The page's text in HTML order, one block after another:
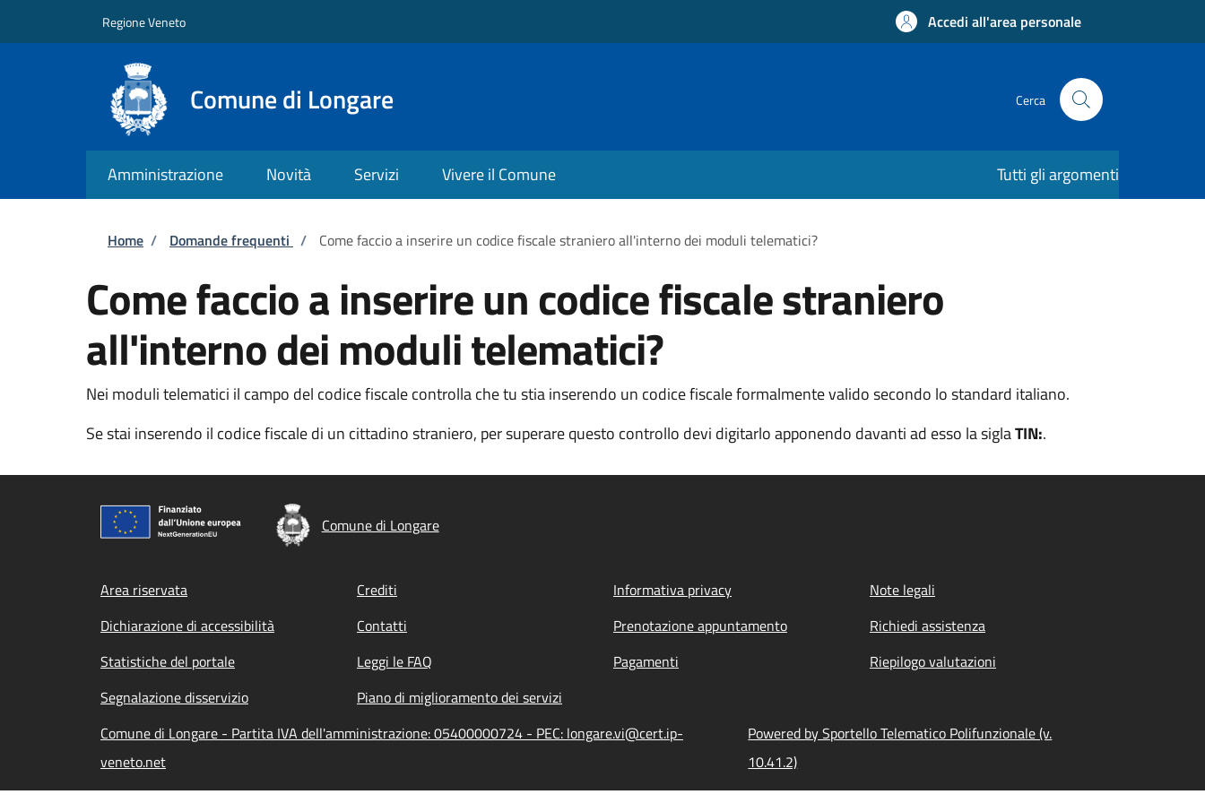
Regione Veneto Accedi all'area personale
Comune di Longare Cerca
Amministrazione Novità Servizi Vivere il Comune Tutti gli argomenti
Briciole di pane
Home / Domande frequenti / Come faccio a inserire un codice fiscale straniero all'interno dei moduli telematici?
Come faccio a inserire un codice fiscale straniero
all'interno dei moduli telematici?
Nei moduli telematici il campo del codice fiscale controlla che tu stia inserendo un codice fiscale formalmente valido secondo lo standard italiano.
Se stai inserendo il codice fiscale di un cittadino straniero, per superare questo controllo devi digitarlo apponendo davanti ad esso la siglaTIN:.
Comune di Longare
Footer menu
Area riservata Crediti Informativa privacy
Note legali
Dichiarazione di accessibilità
Contatti Prenotazione appuntamento
Richiedi assistenza
Statistiche del portale
Leggi le FAQ Pagamenti
Riepilogo valutazioni
Segnalazione disservizio
Piano di miglioramento dei servizi
Comune di Longare - Partita IVA dell'amministrazione: 05400000724 - PEC: longare.vi@cert.ip-
veneto.net
Powered by Sportello Telematico Polifunzionale (v.
10.41.2)